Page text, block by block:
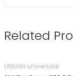
Related
Utilizări universale